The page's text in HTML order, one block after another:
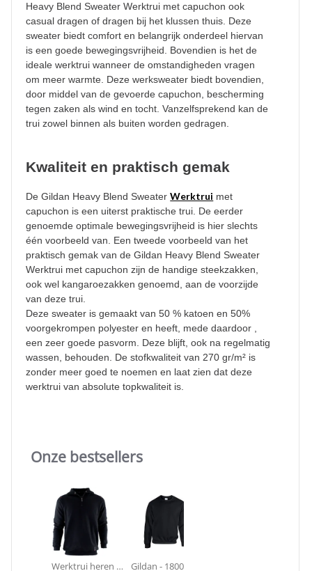
Heavy Blend Sweater Werktrui met capuchon ook
casual dragen of dragen bij het klussen thuis. Deze
sweater biedt comfort en belangrijk onderdeel hiervan
is een goede bewegingsvrijheid. Bovendien is het de
ideale werktrui wanneer de omstandigheden vragen
om meer warmte. Deze werksweater biedt bovendien,
door middel van de gevoerde capuchon, bescherming
tegen zaken als wind en tocht. Vanzelfsprekend kan de
trui zowel binnen als buiten worden gedragen.
Kwaliteit en praktisch gemak
De Gildan Heavy Blend SweaterWerktrui met
capuchon is een uiterst praktische trui. De eerder
genoemde optimale bewegingsvrijheid is hier slechts
één voorbeeld van. Een tweede voorbeeld van het
praktisch gemak van de Gildan Heavy Blend Sweater
Werktrui met capuchon zijn de handige steekzakken,
ook wel kangaroezakken genoemd, aan de voorzijde
van deze trui.
Deze sweater is gemaakt van 50 % katoen en 50%
voorgekrompen polyester en heeft, mede daardoor ,
een zeer goede pasvorm. Deze blijft, ook na regelmatig
wassen, behouden. De stofkwaliteit van 270 gr/m² is
zonder meer goed te noemen en laat zien dat deze
werktrui van absolute topkwaliteit is.
Slideshow
Onze bestsellers
Werktrui heren met ritskraag - KRB®...